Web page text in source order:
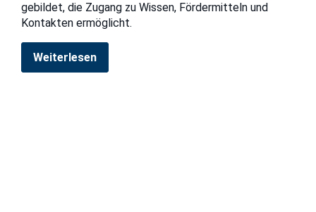
gebildet, die Zugang zu Wissen, Fördermitteln und
Kontakten ermöglicht.
Weiterlesen